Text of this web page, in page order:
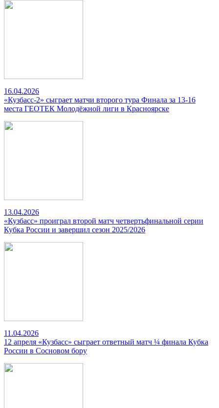
16.04.2026
«Кузбасс-2» сыграет матчи второго тура Финала за 13-16
места ГЕОТЕК Молодёжной лиги в Красноярске
13.04.2026
«Кузбасс» проиграл второй матч четвертьфинальной серии
Кубка России и завершил сезон 2025/2026
11.04.2026
12 апреля «Кузбасс» сыграет ответный матч ¼ финала Кубка
России в Сосновом бору